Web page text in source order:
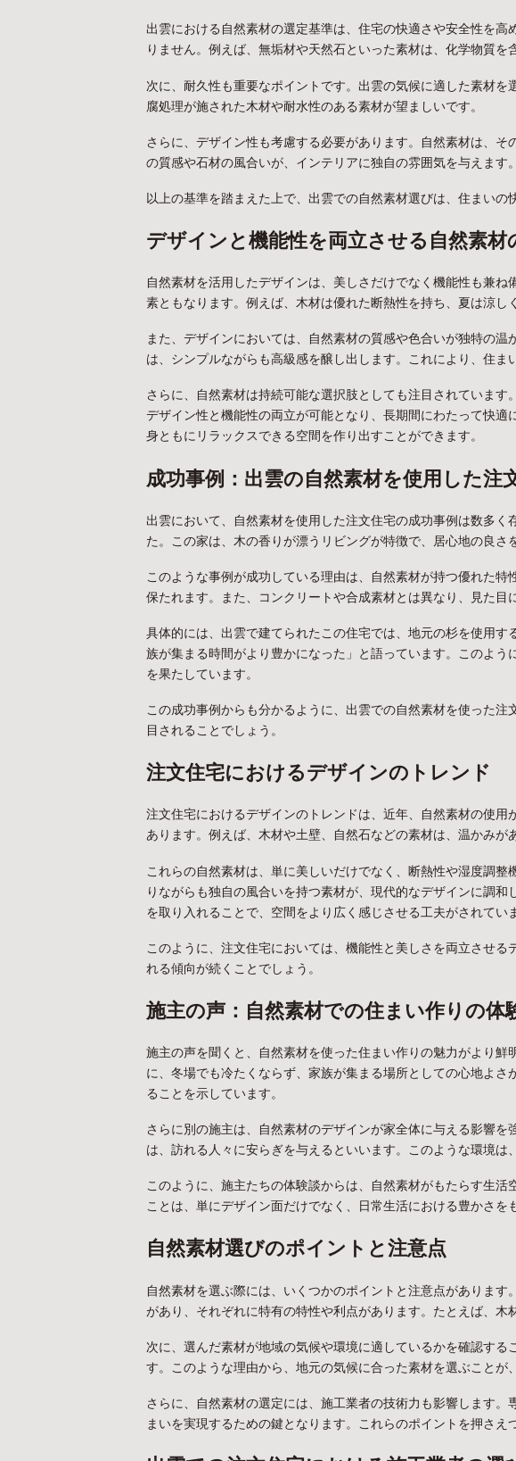
出雲における自然素材の選定基準は、住宅の快適さや安全性を
りません。例えば、無垢材や天然石といった素材は、化学物質を
次に、耐久性も重要なポイントです。出雲の気候に適した素材
腐処理が施された木材や耐水性のある素材が望ましいです。
さらに、デザイン性も考慮する必要があります。自然素材は、
の質感や石材の風合いが、インテリアに独自の雰囲気を与えます。
以上の基準を踏まえた上で、出雲での自然素材選びは、住まい
デザインと機能性を両立させる自然素材
自然素材を活用したデザインは、美しさだけでなく機能性も兼
素ともなります。例えば、木材は優れた断熱性を持ち、夏は涼し
また、デザインにおいては、自然素材の質感や色合いが独特の
は、シンプルながらも高級感を醸し出します。これにより、住ま
さらに、自然素材は持続可能な選択肢としても注目されていま
デザイン性と機能性の両立が可能となり、長期間にわたって快
身ともにリラックスできる空間を作り出すことができます。
成功事例：出雲の自然素材を使用した注
出雲において、自然素材を使用した注文住宅の成功事例は数多
た。この家は、木の香りが漂うリビングが特徴で、居心地の良さ
このような事例が成功している理由は、自然素材が持つ優れた
保たれます。また、コンクリートや合成素材とは異なり、見た目
具体的には、出雲で建てられたこの住宅では、地元の杉を使用
族が集まる時間がより豊かになった」と語っています。このよ
を果たしています。
この成功事例からも分かるように、出雲での自然素材を使った
目されることでしょう。
注文住宅におけるデザインのトレンド
注文住宅におけるデザインのトレンドは、近年、自然素材の使
あります。例えば、木材や土壁、自然石などの素材は、温かみが
これらの自然素材は、単に美しいだけでなく、断熱性や湿度調
りながらも独自の風合いを持つ素材が、現代的なデザインに調
を取り入れることで、空間をより広く感じさせる工夫がされてい
このように、注文住宅においては、機能性と美しさを両立させ
れる傾向が続くことでしょう。
施主の声：自然素材での住まい作りの体
施主の声を聞くと、自然素材を使った住まい作りの魅力がより
に、冬場でも冷たくならず、家族が集まる場所としての心地よ
ることを示しています。
さらに別の施主は、自然素材のデザインが家全体に与える影響
は、訪れる人々に安らぎを与えるといいます。このような環境
このように、施主たちの体験談からは、自然素材がもたらす生
ことは、単にデザイン面だけでなく、日常生活における豊かさを
自然素材選びのポイントと注意点
自然素材を選ぶ際には、いくつかのポイントと注意点がありま
があり、それぞれに特有の特性や利点があります。たとえば、木
次に、選んだ素材が地域の気候や環境に適しているかを確認す
す。このような理由から、地元の気候に合った素材を選ぶことが
さらに、自然素材の選定には、施工業者の技術力も影響します
まいを実現するための鍵となります。これらのポイントを押さ